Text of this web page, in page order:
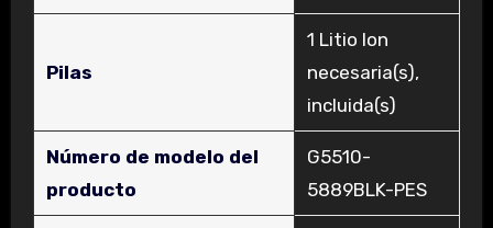
Pilas
‎1 Litio Ion
necesaria(s),
incluida(s)
Número de modelo del
producto
‎G5510-
5889BLK-PES